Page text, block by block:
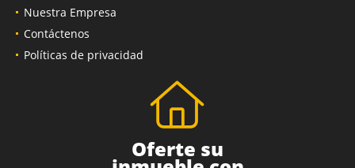
Nuestra Empresa
Contáctenos
Políticas de privacidad
Oferte su